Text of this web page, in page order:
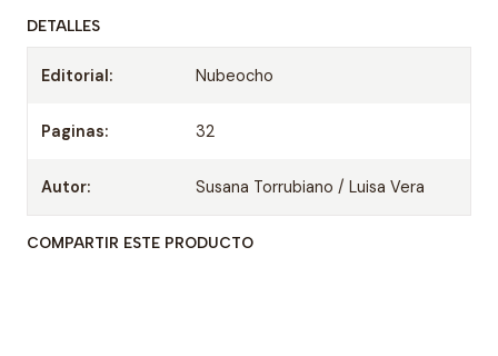
DETALLES
Editorial: Nubeocho
Paginas: 32
Autor: Susana Torrubiano / Luisa Vera
COMPARTIR ESTE PRODUCTO